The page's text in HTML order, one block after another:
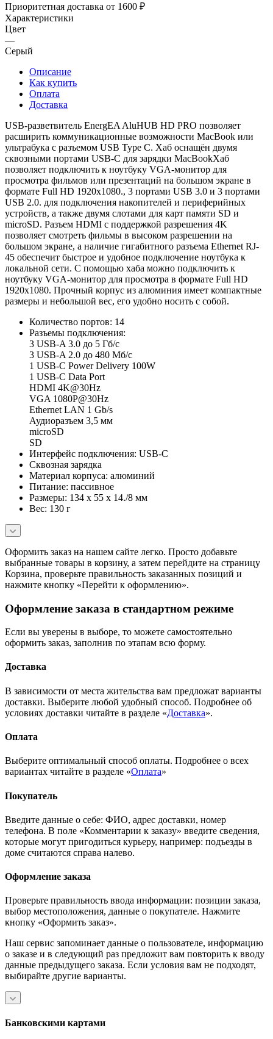
Приоритетная доставка от 1600 ₽
Характеристики
Цвет
—
Серый
Описание
Как купить
Оплата
Доставка
USB-разветвитель EnergEA AluHUB HD PRO позволяет
расширить коммуникационные возможности MacBook или
ультрабука с разъемом USB Type C. Хаб оснащён двумя
сквозными портами USB-C для зарядки MacBookХаб
позволяет подключить к ноутбуку VGA-монитор для
просмотра фильмов или презентаций на большом экране в
формате Full HD 1920x1080., 3 портами USB 3.0 и 3 портами
USB 2.0. для подключения накопителей и периферийных
устройств, а также двумя слотами для карт памяти SD и
microSD. Разъем HDMI с поддержкой разрешения 4K
позволяет смотреть фильмы в высоком разрешении на
большом экране, а наличие гигабитного разъема Ethernet RJ-
45 обеспечит быстрое и удобное подключение ноутбука к
локальной сети. С помощью хаба можно подключить к
ноутбуку VGA-монитор для просмотра в формате Full HD
1920x1080. Прочный корпус из алюминия имеет компактные
размеры и небольшой вес, его удобно носить с собой.
Количество портов: 14
Разъемы подключения:
3 USB-A 3.0 до 5 Гб/с
3 USB-A 2.0 до 480 Мб/с
1 USB-C Power Delivery 100W
1 USB-C Data Port
HDMI 4K@30Hz
VGA 1080P@30Hz
Ethernet LAN 1 Gb/s
Аудиоразъем 3,5 мм
microSD
SD
Интерфейс подключения: USB-C
Сквозная зарядка
Материал корпуса: алюминий
Питание: пассивное
Размеры: 134 х 55 х 14./8 мм
Вес: 130 г
Оформить заказ на нашем сайте легко. Просто добавьте
выбранные товары в корзину, а затем перейдите на страницу
Корзина, проверьте правильность заказанных позиций и
нажмите кнопку «Перейти к оформлению».
Оформление заказа в стандартном режиме
Если вы уверены в выборе, то можете самостоятельно
оформить заказ, заполнив по этапам всю форму.
Доставка
В зависимости от места жительства вам предложат варианты
доставки. Выберите любой удобный способ. Подробнее об
условиях доставки читайте в разделе «Доставка».
Оплата
Выберите оптимальный способ оплаты. Подробнее о всех
вариантах читайте в разделе «Оплата»
Покупатель
Введите данные о себе: ФИО, адрес доставки, номер
телефона. В поле «Комментарии к заказу» введите сведения,
которые могут пригодиться курьеру, например: подъезды в
доме считаются справа налево.
Оформление заказа
Проверьте правильность ввода информации: позиции заказа,
выбор местоположения, данные о покупателе. Нажмите
кнопку «Оформить заказ».
Наш сервис запоминает данные о пользователе, информацию
о заказе и в следующий раз предложит вам повторить к вводу
данные предыдущего заказа. Если условия вам не подходят,
выбирайте другие варианты.
Банковскими картами